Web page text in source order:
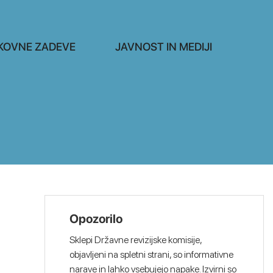
ZADEVE JAVNOST IN MEDIJI
Opozorilo
Sklepi Državne revizijske komisije,
objavljeni na spletni strani, so informativne
narave in lahko vsebujejo napake. Izvirni so